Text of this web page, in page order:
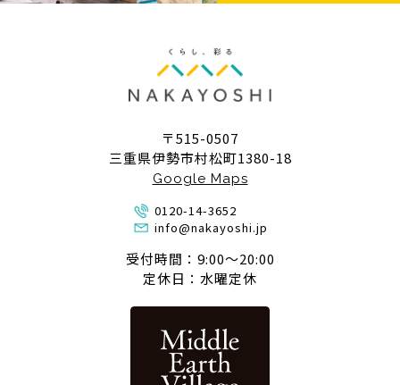
〒515-0507
三重県伊勢市村松町1380-18
Google Maps
0120-14-3652
info@nakayoshi.jp
受付時間：9:00〜20:00
定休日：水曜定休